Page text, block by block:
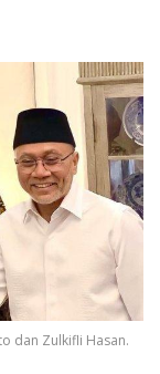
dan Zulkifli Hasan.